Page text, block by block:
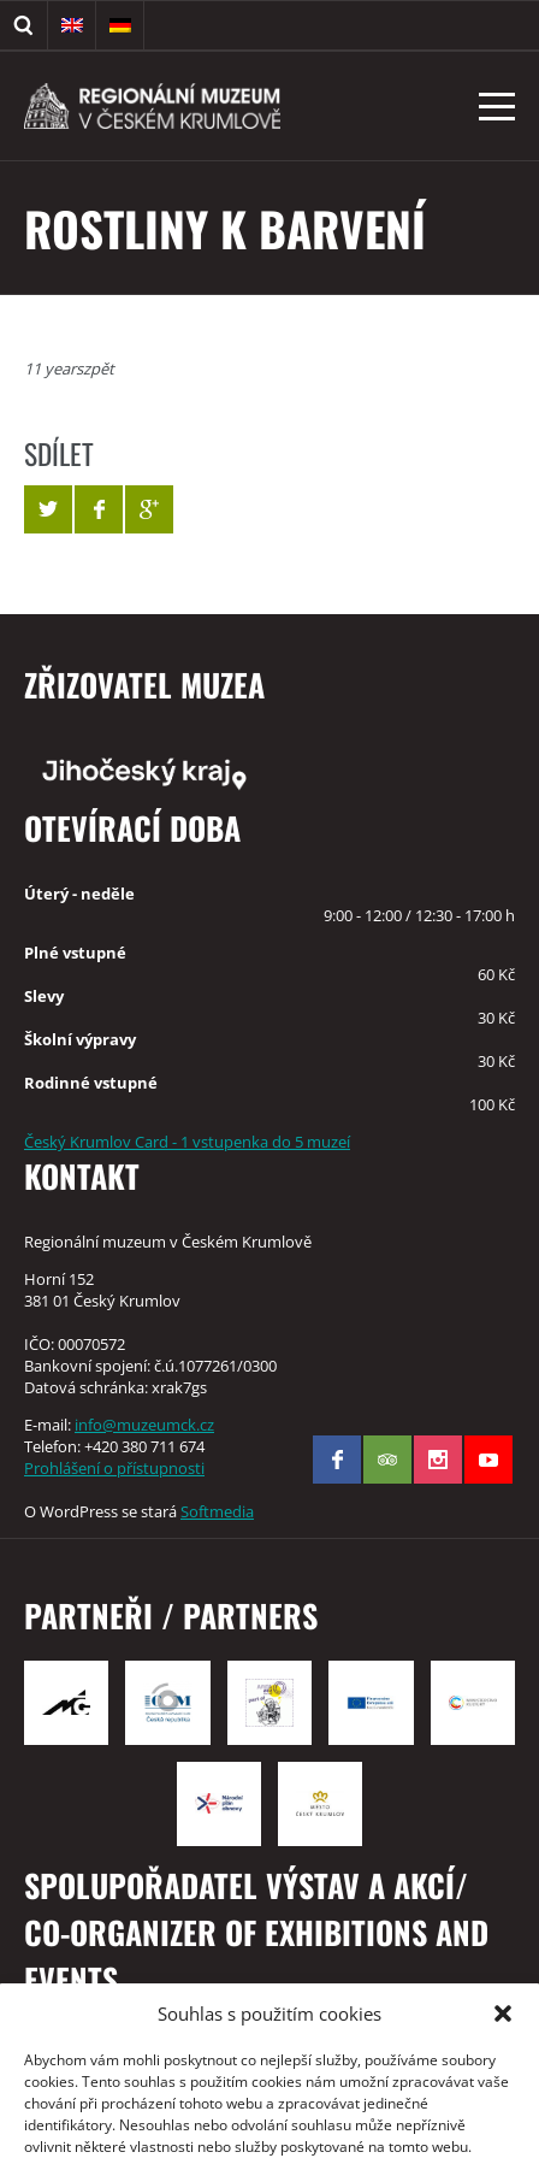
Souhlas s použitím cookies
Abychom vám mohli poskytnout co nejlepší služby, používáme soubory
cookies. Tento souhlas s použitím cookies nám umožní zpracovávat vaše
chování při procházení tohoto webu a zpracovávat jedinečné
identifikátory. Nesouhlas nebo odvolání souhlasu může nepříznivě
ovlivnit některé vlastnosti nebo služby poskytované na tomto webu.
ROSTLINY K BARVENÍ
11 yearszpět
SDÍLET
ZŘIZOVATEL MUZEA
OTEVÍRACÍ DOBA
Úterý - neděle
9:00 - 12:00 / 12:30 - 17:00 h
Plné vstupné
60 Kč
Slevy
30 Kč
Školní výpravy
30 Kč
Rodinné vstupné
100 Kč
Český Krumlov Card - 1 vstupenka do 5 muzeí
KONTAKT
Regionální muzeum v Českém Krumlově
Horní 152
381 01 Český Krumlov
IČO: 00070572
Bankovní spojení: č.ú.1077261/0300
Datová schránka: xrak7gs
E-mail: info@muzeumck.cz
Telefon: +420 380 711 674
Prohlášení o přístupnosti
O WordPress se staráSoftmedia
PARTNEŘI / PARTNERS
SPOLUPOŘADATEL VÝSTAV A AKCÍ/
CO-ORGANIZER OF EXHIBITIONS AND
EVENTS